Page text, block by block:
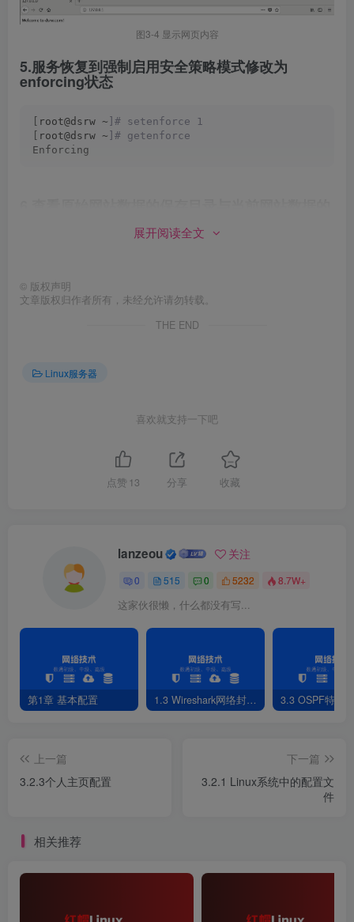
图3-4 显示网页内容
5.服务恢复到强制启用安全策略模式修改为
enforcing状态
root@dsrw ~ ]# setenforce 1
root@dsrw ~ ]# getenforce
Enforcing
[root@dsrw ~
unconfined_u:object_r:user_home_dir_t:s0 /home/www
为“semanage [参数] [文件]”
semanage 命令中的常用参数以及作用
向非默认网站数据目录中新添加SELinux安全上下文，并立即生效
Relabeled /home/www/index.html from
图3-5 正常显示
展开阅读全文
© 版权声明
文章版权归作者所有，未经允许请勿转载。
THE END
Linux服务器
喜欢就支持一下吧
点赞 13 分享 收藏
lanzeou 关注
0 515 0 5232 8.7W+
这家伙很懒，什么都没有写...
第1章 基本配置 1.3 Wireshark网络封包分析软件 3.3 OSPF特性
上一篇
3.2.3个人主页配置
下一篇
3.2.1 Linux系统中的配置文
件
相关推荐